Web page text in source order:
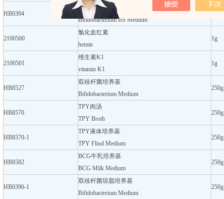
HB0394
双歧杆菌BS培养基
Bifidobacterium BS Medium
2100500
氯化血红素
hemin
1g
2100501
维生素K1
vitamin K1
1g
HB8527
双歧杆菌培养基
Bifidobacterium Medium
250g
HB8570
TPY肉汤
TPY Broth
250g
HB8570-1
TPY液体培养基
TPY Fliud Medium
250g
HB8582
BCG牛乳培养基
BCG Milk Medium
250g
HB0396-1
双歧杆菌琼脂培养基
Bifidobacterium Medium
250g